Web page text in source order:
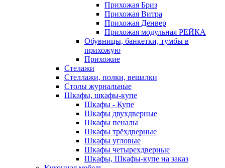
Прихожая Бриз
Прихожая Витра
Прихожая Денвер
Прихожая модульная РЕЙКА
Обувницы, банкетки, тумбы в
прихожую
Прихожие
Стелажи
Стеллажи, полки, вешалки
Столы журнальные
Шкафы, шкафы-купе
Шкафы - Купе
Шкафы двухдверные
Шкафы пеналы
Шкафы трёхдверные
Шкафы угловые
Шкафы четырехдверные
Шкафы, Шкафы-купе на заказ